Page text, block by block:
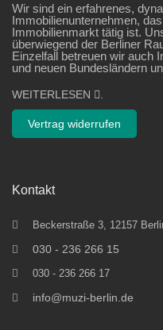
Wir sind ein erfahrenes,
Immobilienunternehmen,
Immobilienmarkt tätig ist.
überwiegend der Berliner
Einzelfall betreuen wir auch
und neuen Bundesländern
WEITERLESEN
Vertrag widerrufen
Kontakt
Beckerstraße 3, 12157
030 - 236 266 15
030 - 236 266 17
info@muzi-berlin.de